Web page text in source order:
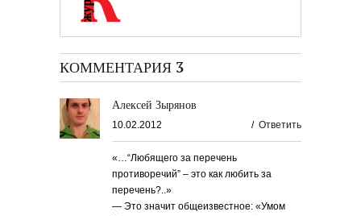
КОММЕНТАРИЯ 3
Алексей Зырянов
10.02.2012 / Ответить
«…“Любящего за перечень
противоречий” – это как любить за
перечень?..»
— Это значит общеизвестное: «Умом